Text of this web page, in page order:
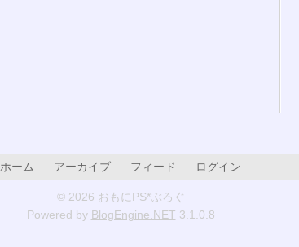
ホーム アーカイブ フィード ログイン
© 2026 おもにPS*ぶろぐ
Powered by BlogEngine.NET 3.1.0.8